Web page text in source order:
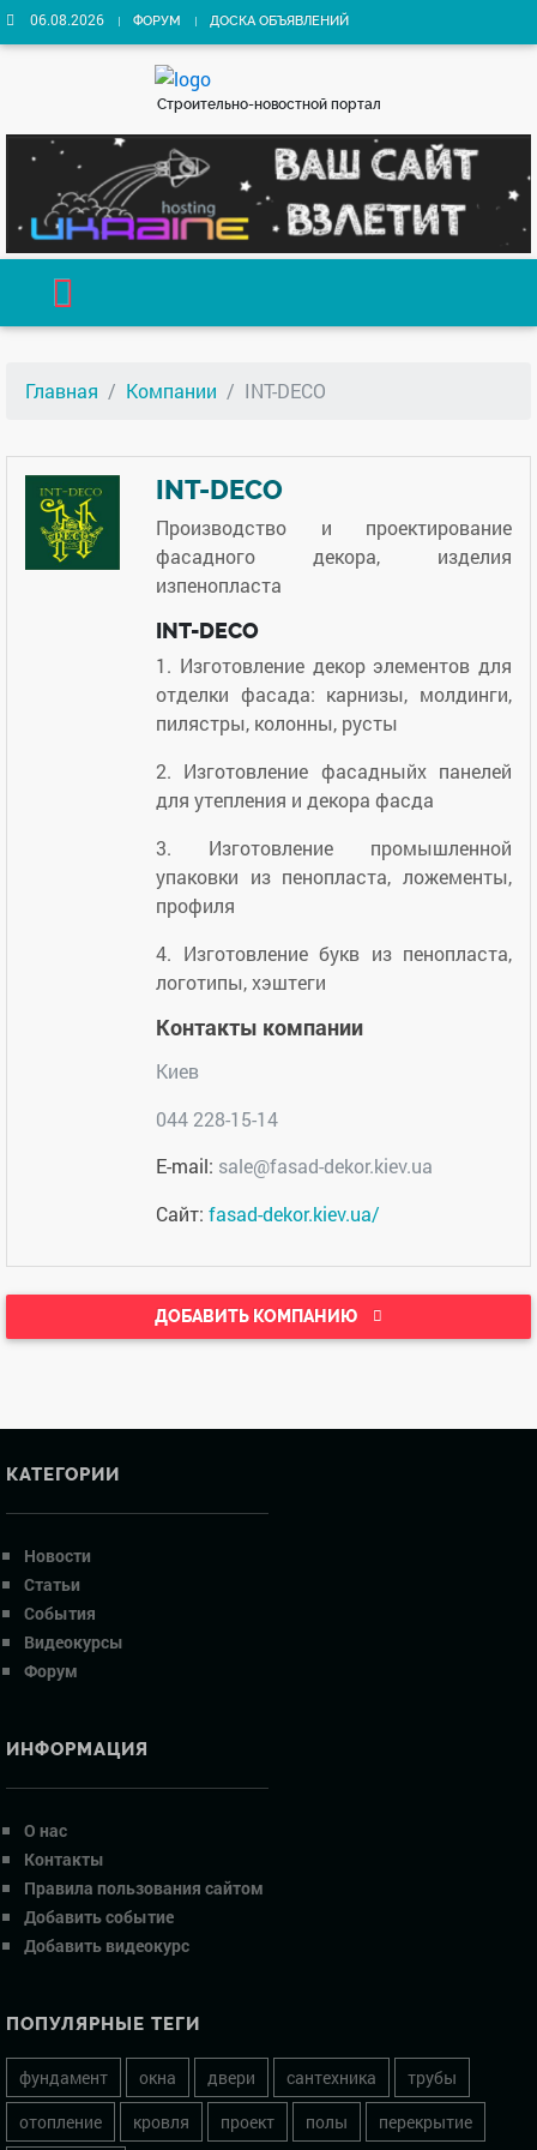
06.08.2026 ФОРУМ ДОСКА ОБЪЯВЛЕНИЙ
Строительно-новостной портал
Главная Компании INT-DECO
INT-DECO
Производство и проектирование
фасадного декора, изделия
изпенопласта
INT-DECO
1. Изготовление декор элементов для
отделки фасада: карнизы, молдинги,
пилястры, колонны, русты
2. Изготовление фасадныйх панелей
для утепления и декора фасда
3. Изготовление промышленной
упаковки из пенопласта, ложементы,
профиля
4. Изготовление букв из пенопласта,
логотипы, хэштеги
Контакты компании
Киев
044 228-15-14
E-mail: sale@fasad-dekor.kiev.ua
Сайт: fasad-dekor.kiev.ua/
ДОБАВИТЬ КОМПАНИЮ
КАТЕГОРИИ
Новости
Статьи
События
Видеокурсы
Форум
ИНФОРМАЦИЯ
О нас
Контакты
Правила пользования сайтом
Добавить событие
Добавить видеокурс
ПОПУЛЯРНЫЕ ТЕГИ
фундамент окна двери сантехника
трубы
отопление
кровля проект полы перекрытие